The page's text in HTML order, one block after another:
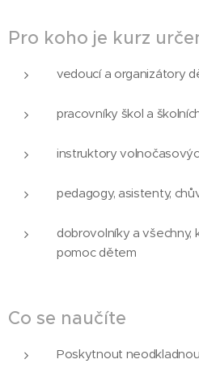
Pro koho je kurz
vedoucí a organizátory
pracovníky škol a
instruktory
pedagogy, asistenty,
dobrovolníky a všechny,
pomoc dětem
Co se naučíte
Poskytnout